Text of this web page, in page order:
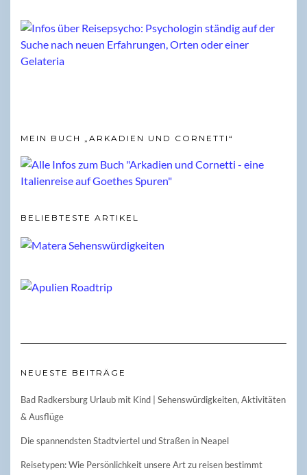
MEIN BUCH „ARKADIEN UND CORNETTI“
BELIEBTESTE ARTIKEL
NEUESTE BEITRÄGE
Bad Radkersburg Urlaub mit Kind | Sehenswürdigkeiten, Aktivitäten
& Ausflüge
Die spannendsten Stadtviertel und Straßen in Neapel
Reisetypen: Wie Persönlichkeit unsere Art zu reisen bestimmt